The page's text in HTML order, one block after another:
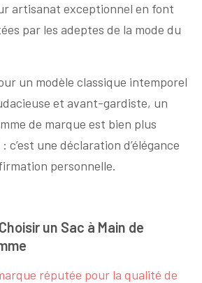
artisanat exceptionnel en font
par les adeptes de la mode du
un modèle classique intemporel
et avant-gardiste, un
de marque est bien plus
c’est une déclaration d’élégance
personnelle.
un Sac à Main de
réputée pour la qualité de